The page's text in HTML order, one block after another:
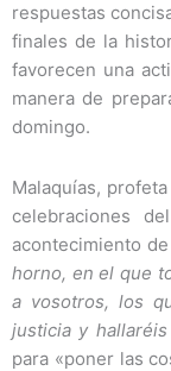
respuestas
finales de la
favorecen una
manera de
domingo.
Malaquías,
celebraciones
acontecimiento
horno, en el que
a vosotros, los
justicia y
para «poner las